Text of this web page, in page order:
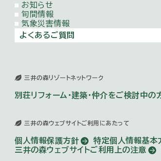
お知らせ
旬間情報
気象災害情報
よくあるご質問
三井の森リゾートネットワーク
別荘リフォーム・建築・仲介をご検討中の
三井の森ウェブサイトご利用にあたって
個人情報保護方針 特定個人情報基本
三井の森ウェブサイトご利用上の注意